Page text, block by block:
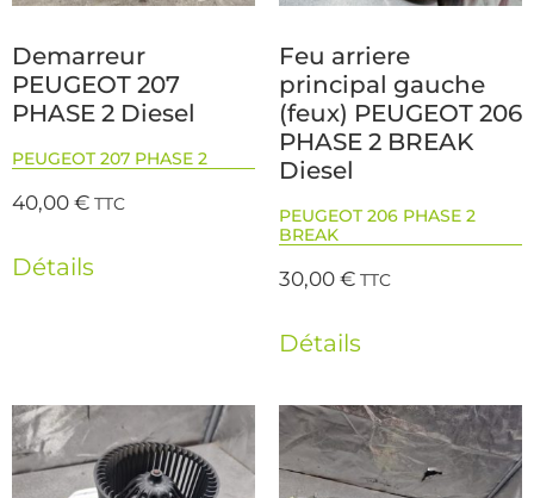
Demarreur
PEUGEOT 207
PHASE 2 Diesel
PEUGEOT 207 PHASE 2
40,00€ TTC
Détails
Feu arriere
principal gauche
(feux) PEUGEOT 206
PHASE 2 BREAK
Diesel
PEUGEOT 206 PHASE 2
BREAK
30,00€ TTC
Détails